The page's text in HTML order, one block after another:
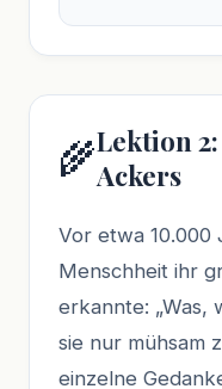
🌾Lektion
Ackers
Vor etwa 10.000
Menschheit ihr
erkannte: „Was,
sie nur mühsam
einzelne